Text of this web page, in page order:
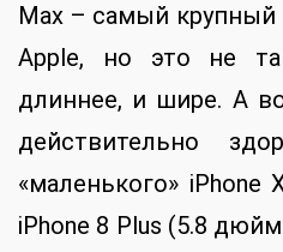
Max – самый крупный
Apple, но это не
длиннее, и шире. А
действительно
«маленького»
iPhone 8 Plus (5.8